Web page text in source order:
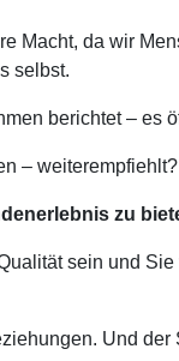
Macht, da wir
selbst.
berichtet – es
– weiterempfiehlt?
zu
sein und
Und